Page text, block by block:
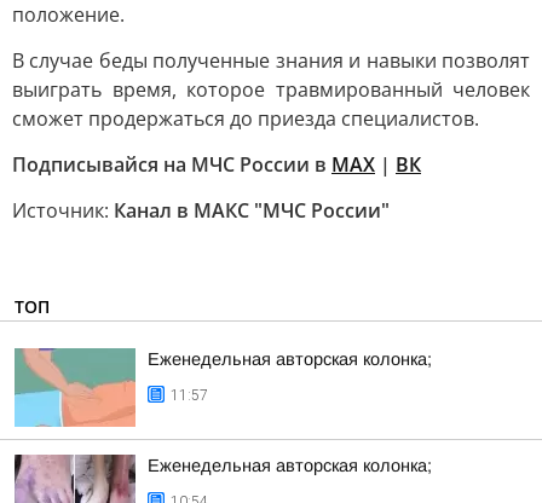
положение.
В случае беды полученные знания и навыки позволят
выиграть время, которое травмированный человек
сможет продержаться до приезда специалистов.
Подписывайся на МЧС России в MAX | ВК
Источник: Канал в МАКС "МЧС России"
ТОП
Еженедельная авторская колонка;
11:57
Еженедельная авторская колонка;